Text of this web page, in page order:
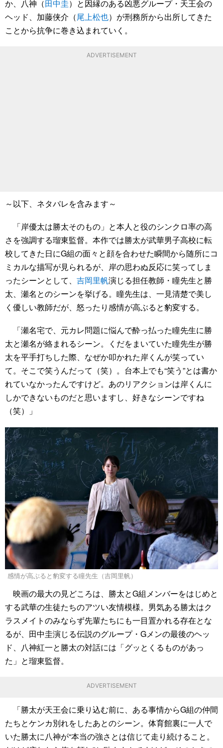
か、八神（田中圭）と因縁のある凶悪グループ・天王会の
ヘッド、加藤侠介（尾上松也）が刑務所から出所してきた
ことから抗争に巻き込まれていく。
ADVERTISEMENT
～以下、ネタバレを含みます～
「岸優太は勝太そのもの」と本人と役のシンクロ率の高
さを強調する瑠東監督。本作では勝太が武華男子高校に転
校してきた日にG組の面々と顔を合わせた瞬間から随所にコ
ミカルな描写が見られるが、岸の思わぬ反応に笑ってしま
ったシーンとして、 吉岡里帆演じる担任教師・瞳先生と勝
太、瀬名とのシーンを挙げる。瞳先生は、一見清楚で美し
く優しい教師だが、怒ったり感情が高ぶると豹変する。
「瀬名宅で、元カレ問題に悩んで酔っ払った瞳先生に勝
太と瀬名が絡まれるシーン。くだをまいていた瞳先生が勝
太を平手打ちした際、なぜか叩かれた岸くんが笑ってい
て。そこで笑うんだって（笑）。台本上でも“笑う”とは書か
れていなかったんですけど。あのリアクションは岸くんに
しかできないものだと思いますし、好きなシーンですね
（笑）」
感情が高ぶると豹変する瞳先生（吉岡里帆）
映画の最大の見どころは、勝太とG組メンバーをはじめと
する武華の生徒たちのアツい友情模様。男気ある勝太はク
ラスメイトのみならず先輩たちにも一目置かれる存在とな
るが、田中圭演じる伝説のグループ・Gメンの最後のヘッ
ド、八神紅一と勝太の対話には「グッとくるものがあっ
た」と瑠東監督。
ADVERTISEMENT
「勝太が天王会に乗り込む前に、ある事情からG組の仲間
たちとケンカ別れをしたあとのシーン。体育館裏に一人で
いた勝太に八神が“本当の強さとは信じて走り続けること。